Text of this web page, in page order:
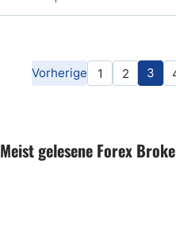
Vorherige 1 2 3
Meist gelesene Forex